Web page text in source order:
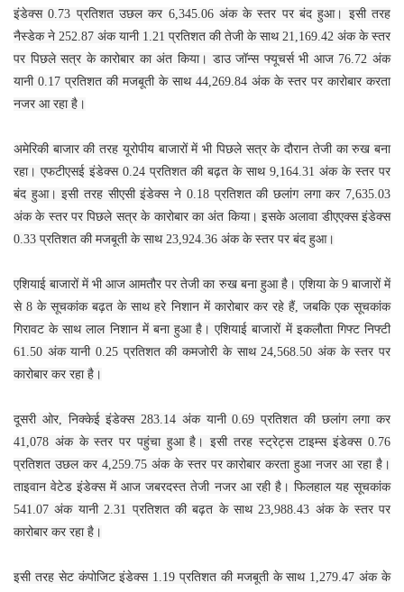
इंडेक्स 0.73 प्रतिशत उछल कर 6,345.06 अंक के स्तर पर बंद हुआ। इसी तरह
नैस्डेक ने 252.87 अंक यानी 1.21 प्रतिशत की तेजी के साथ 21,169.42 अंक के स्तर
पर पिछले सत्र के कारोबार का अंत किया। डाउ जॉन्स फ्यूचर्स भी आज 76.72 अंक
यानी 0.17 प्रतिशत की मजबूती के साथ 44,269.84 अंक के स्तर पर कारोबार करता
नजर आ रहा है।
अमेरिकी बाजार की तरह यूरोपीय बाजारों में भी पिछले सत्र के दौरान तेजी का रुख बना
रहा। एफटीएसई इंडेक्स 0.24 प्रतिशत की बढ़त के साथ 9,164.31 अंक के स्तर पर
बंद हुआ। इसी तरह सीएसी इंडेक्स ने 0.18 प्रतिशत की छलांग लगा कर 7,635.03
अंक के स्तर पर पिछले सत्र के कारोबार का अंत किया। इसके अलावा डीएएक्स इंडेक्स
0.33 प्रतिशत की मजबूती के साथ 23,924.36 अंक के स्तर पर बंद हुआ।
एशियाई बाजारों में भी आज आमतौर पर तेजी का रुख बना हुआ है। एशिया के 9 बाजारों में
से 8 के सूचकांक बढ़त के साथ हरे निशान में कारोबार कर रहे हैं, जबकि एक सूचकांक
गिरावट के साथ लाल निशान में बना हुआ है। एशियाई बाजारों में इकलौता गिफ्ट निफ्टी
61.50 अंक यानी 0.25 प्रतिशत की कमजोरी के साथ 24,568.50 अंक के स्तर पर
कारोबार कर रहा है।
दूसरी ओर, निक्केई इंडेक्स 283.14 अंक यानी 0.69 प्रतिशत की छलांग लगा कर
41,078 अंक के स्तर पर पहुंचा हुआ है। इसी तरह स्ट्रेट्स टाइम्स इंडेक्स 0.76
प्रतिशत उछल कर 4,259.75 अंक के स्तर पर कारोबार करता हुआ नजर आ रहा है।
ताइवान वेटेड इंडेक्स में आज जबरदस्त तेजी नजर आ रही है। फिलहाल यह सूचकांक
541.07 अंक यानी 2.31 प्रतिशत की बढ़त के साथ 23,988.43 अंक के स्तर पर
कारोबार कर रहा है।
इसी तरह सेट कंपोजिट इंडेक्स 1.19 प्रतिशत की मजबूती के साथ 1,279.47 अंक के